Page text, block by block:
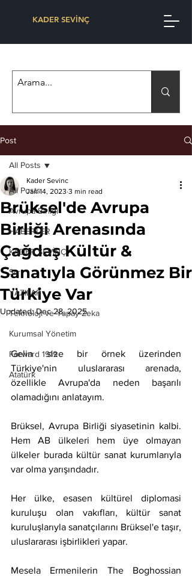
KADER SEVİNÇ
Post
All Posts
Avrupa Birliği
HABERLER
KADER SEVİNÇ
Şiir
YAZILAR
Teknoloji ve Yapay Zeka
Kurumsal Yönetim
Forward 1919
Atatürk
All Posts
Brüksel'de Avrupa
Birliği Arenasında
Çağdaş Kültür &
Sanatıyla Görünmez Bir
Türkiye Var
Kader Sevinc
Jan 14, 2023 3 min read
Updated:Dec 28, 2025
Gelin size bir örnek üzerinden
Türkiye'nin uluslararası arenada,
özellikle Avrupa'da neden başarılı
olamadığını anlatayım.
Brüksel, Avrupa Birliği siyasetinin kalbi.
Hem AB ülkeleri hem üye olmayan
ülkeler burada kültür sanat kurumlarıyla
var olma yarışındadır.
Her ülke, esasen kültürel diplomasi
kuruluşu olan vakıfları, kültür sanat
kuruluşlarıyla sanatçılarını Brüksel'e taşır,
uluslararası işbirlikleri yapar.
Mesela Ermenilerin The Boghossian